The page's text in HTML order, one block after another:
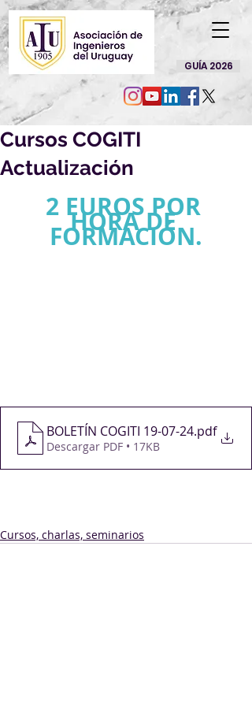
GUÍA 2026
Cursos COGITI
Actualización
2 EUROS POR
HORA DE
FORMACIÓN.
BOLETÍN COGITI 19-07-24.pdf
Descargar PDF • 17KB
Cursos, charlas, seminarios